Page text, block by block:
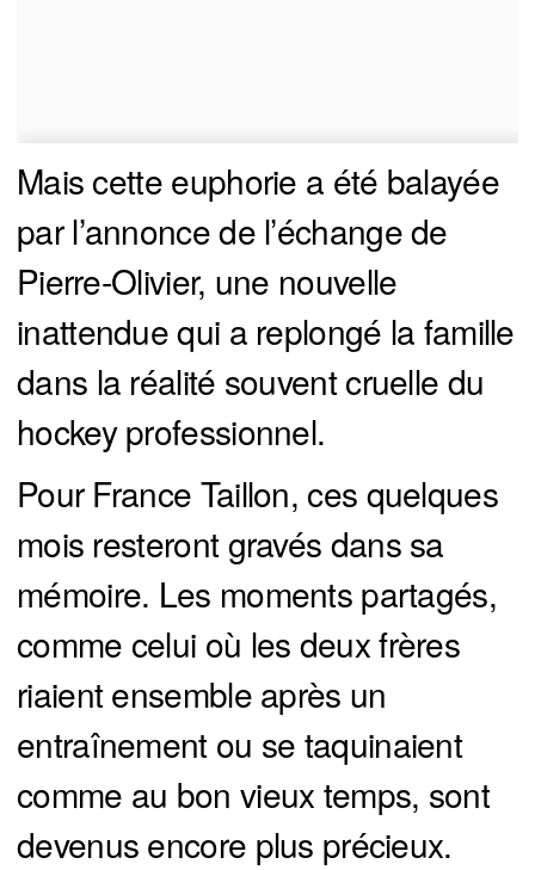
Mais cette euphorie a été balayée
par l’annonce de l’échange de
Pierre-Olivier, une nouvelle
inattendue qui a replongé la famille
dans la réalité souvent cruelle du
hockey professionnel.
Pour France Taillon, ces quelques
mois resteront gravés dans sa
mémoire. Les moments partagés,
comme celui où les deux frères
riaient ensemble après un
entraînement ou se taquinaient
comme au bon vieux temps, sont
devenus encore plus précieux.